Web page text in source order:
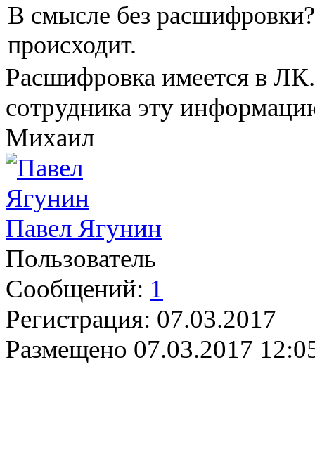
В смысле без
происходит.
Расшифровка имеется в
сотрудника эту
Михаил
Павел Ягунин
Пользователь
Сообщений: 1
Регистрация: 07.03.2017
Размещено 07.03.2017